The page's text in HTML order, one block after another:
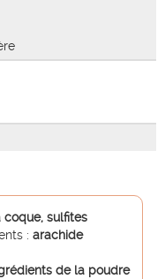
coque, sulfites
: arachide
de la poudre